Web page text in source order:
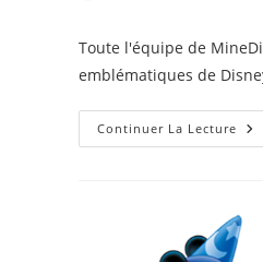
Toute l'équipe de
emblématiques de
Continuer La Lecture
Du